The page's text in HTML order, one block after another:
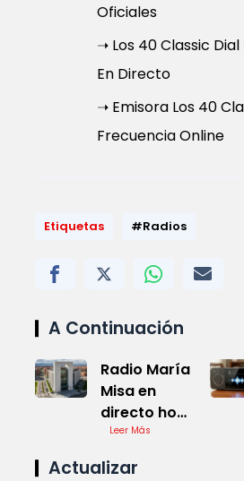
Oficiales
➝ Los 40 Classic
En Directo
➝ Emisora Los 40
Frecuencia Online
Etiquetas #Radios
A Continuación
Radio María
Misa en
directo hoy
en vivo
Leer Más
Actualizar